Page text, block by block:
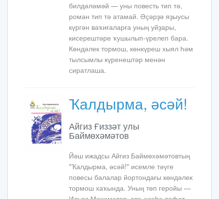
билдәләмәй — уны повесть тип тә,
роман тип тә атамай. Әҫәрҙә яҙыусы
күргән ваҡиғаларға уның уйҙары,
кисерештәре ҡушылып-үрелеп бара.
Көндәлек тормош, көнкүреш хыял һәм
тылсымлы күренештәр менән
сиратлаша.
Ҡалдырма, әсәй!
Айгиз Ғиззәт улы
Баймөхәмәтов
Йәш ижадсы Айгиз Баймөхәмәтовтың
"Ҡалдырма, әсәй!" исемле тәүге
повесы балалар йортондағы көндәлек
тормош хаҡында. Уның төп геройы —